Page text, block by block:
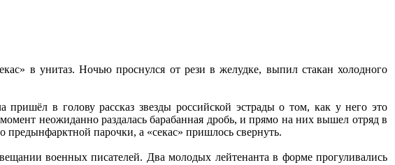
в унитаз. Ночью проснулся от рези в желудке, выпил стакан холодного
в голову рассказ звезды российской эстрады о том, как у него это
неожиданно раздалась барабанная дробь, и прямо на них вышел отряд в
парочки, а «секас» пришлось свернуть.
военных писателей. Два молодых лейтенанта в форме прогуливались